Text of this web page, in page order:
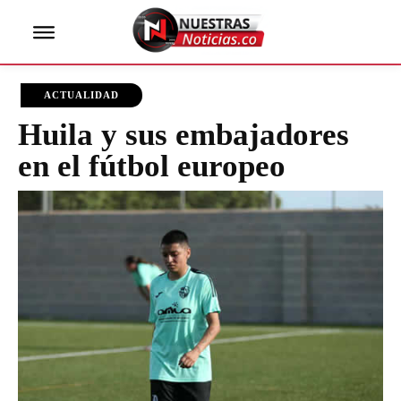
ACTUALIDAD
Huila y sus embajadores
en el fútbol europeo